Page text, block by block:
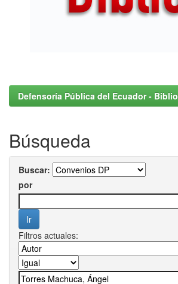
Defensoría Pública del Ecuador -
Búsqueda
Buscar:
por
Filtros actuales: